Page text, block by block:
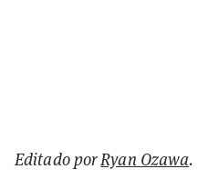
Editado porRyan Ozawa.